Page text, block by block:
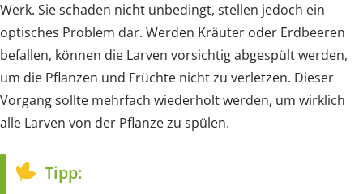
Werk. Sie schaden nicht unbedingt, stellen jedoch ein
optisches Problem dar. Werden Kräuter oder Erdbeeren
befallen, können die Larven vorsichtig abgespült werden,
um die Pflanzen und Früchte nicht zu verletzen. Dieser
Vorgang sollte mehrfach wiederholt werden, um wirklich
alle Larven von der Pflanze zu spülen.
Tipp: